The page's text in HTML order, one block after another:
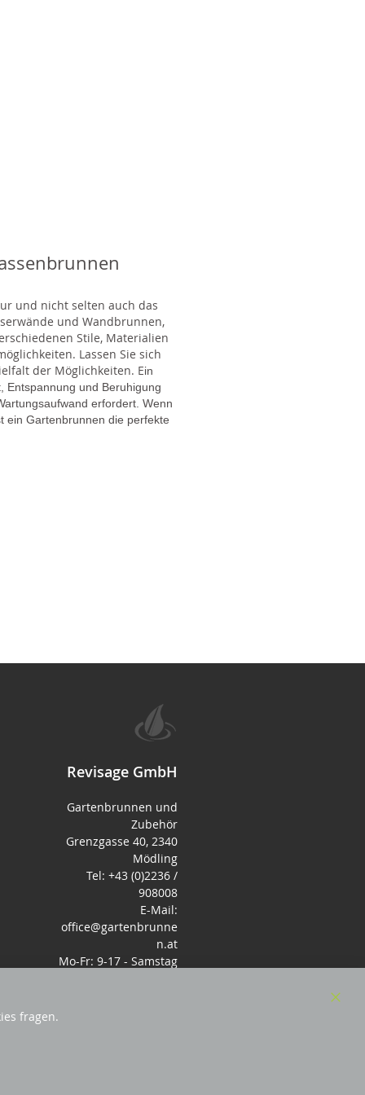
und nicht selten auch das
und Wandbrunnen,
Stile, Materialien
Lassen Sie sich
der Möglichkeiten. Ein
Entspannung und Beruhigung
erfordert. Wenn
ein Gartenbrunnen die perfekte
Revisage GmbH
Gartenbrunnen und
Zubehör
Grenzgasse 40, 2340
Mödling
Tel: +43 (0)2236 /
908008
E-Mail:
office@gartenbrunne
n.at
Mo-Fr: 9-17 - Samstag
fragen.